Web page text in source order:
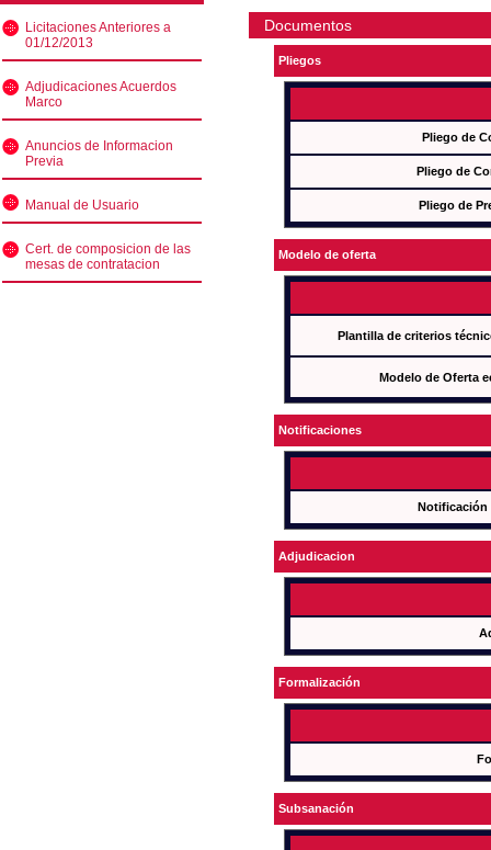
Licitaciones Anteriores a
01/12/2013
Adjudicaciones Acuerdos
Marco
Anuncios de Informacion
Previa
Manual de Usuario
Cert. de composicion de las
mesas de contratacion
Documentos
Pliegos
Pliego de
Pliego de
Pliego de
Modelo de oferta
Plantilla de criterios
Modelo de Oferta
Notificaciones
Notificación
Adjudicacion
Formalización
Subsanación